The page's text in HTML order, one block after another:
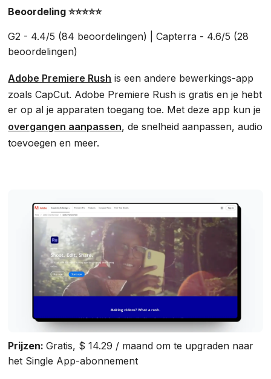
Beoordeling ⭐⭐⭐⭐⭐
G2 - 4.4/5 (84 beoordelingen) | Capterra - 4.6/5 (28
beoordelingen)
Adobe Premiere Rush is een andere bewerkings-app
zoals CapCut. Adobe Premiere Rush is gratis en je hebt
er op al je apparaten toegang toe. Met deze app kun je
overgangen aanpassen, de snelheid aanpassen, audio
toevoegen en meer.
Prijzen:Gratis, $ 14.29 / maand om te upgraden naar
het Single App-abonnement